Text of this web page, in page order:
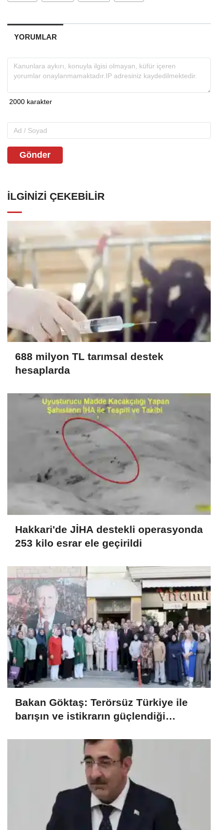
YORUMLAR
Gönder
İLGINIZI ÇEKEBILIR
688 milyon TL tarımsal destek
hesaplarda
Hakkari'de JİHA destekli operasyonda
253 kilo esrar ele geçirildi
Bakan Göktaş: Terörsüz Türkiye ile
barışın ve istikrarın güçlendiği